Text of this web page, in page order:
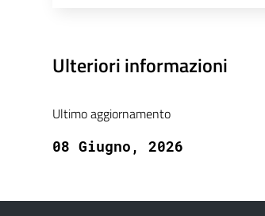
Ulteriori informazioni
Ultimo aggiornamento
08 Giugno, 2026